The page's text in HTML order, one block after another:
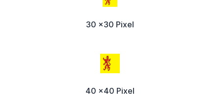
30 x30 Pixel
40 x40 Pixel